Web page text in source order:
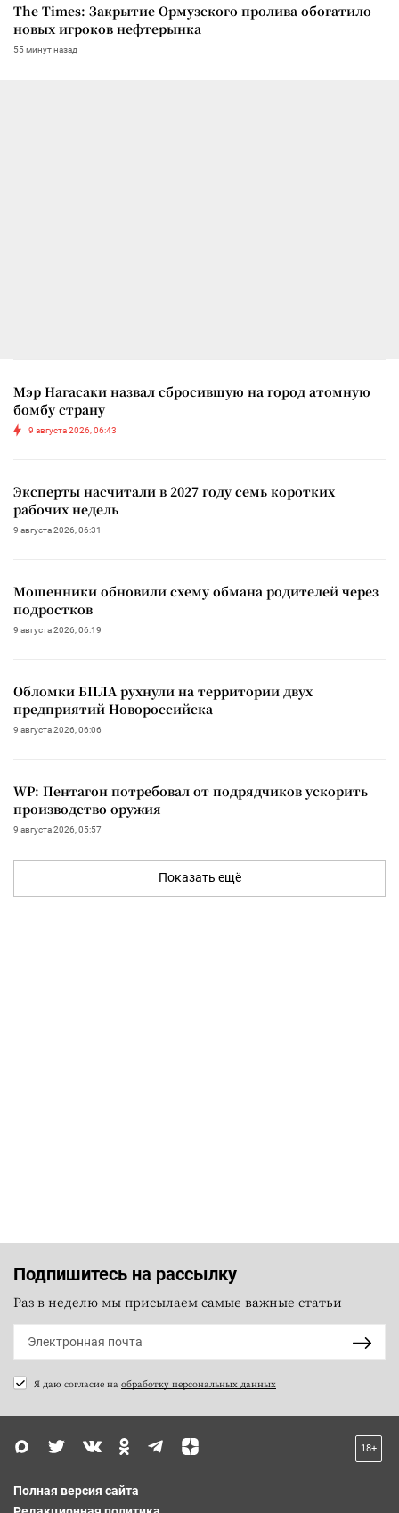
The Times: Закрытие Ормузского пролива обогатило
новых игроков нефтерынка
55 минут назад
Мэр Нагасаки назвал сбросившую на город атомную
бомбу страну
9 августа 2026, 06:43
Эксперты насчитали в 2027 году семь коротких
рабочих недель
9 августа 2026, 06:31
Мошенники обновили схему обмана родителей через
подростков
9 августа 2026, 06:19
Обломки БПЛА рухнули на территории двух
предприятий Новороссийска
9 августа 2026, 06:06
WP: Пентагон потребовал от подрядчиков ускорить
производство оружия
9 августа 2026, 05:57
Показать ещё
Подпишитесь на рассылку
Раз в неделю мы присылаем самые важные статьи
Я даю согласие на обработку персональных данных
18+
Полная версия сайта